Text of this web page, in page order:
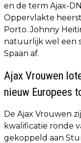
en de term Ajax-
Oppervlakte
Porto. Johnny
natuurlijk wel een
Spaan af.
Ajax Vrouwen
nieuw Europees
De Ajax Vrouwen
kwalificatie ronde
gekoppeld aan